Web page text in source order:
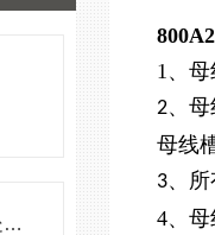
高压隔相封闭母线槽常见故障处理方案
1、
2、
母线
3、
4、